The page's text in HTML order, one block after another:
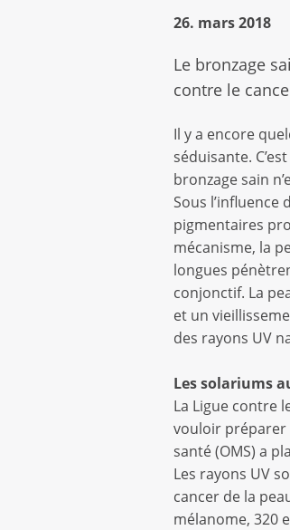
26. mars 2018
Le bronzage
contre le
Il y a encore
séduisante.
bronzage sain
Sous l’influence
pigmentaires
mécanisme, la
longues
conjonctif. La
et un
des rayons UV
Les solariums
La Ligue contre
vouloir préparer
santé (OMS) a
Les rayons UV
cancer de la
mélanome, 320